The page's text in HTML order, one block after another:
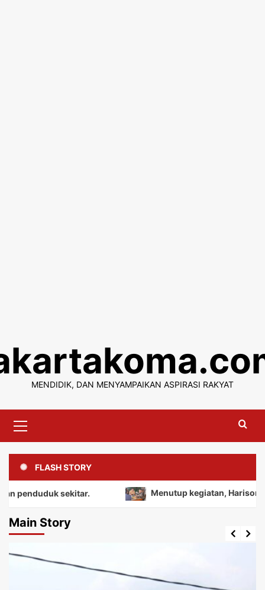
content
MENDIDIK, DAN MENYAMPAIKAN ASPIRASI RAKYAT
Menu
FLASH STORY
sekitar. Menutup kegiatan, Harison
Main Story